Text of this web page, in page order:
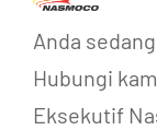
Anda
Hubungi
Eksekutif